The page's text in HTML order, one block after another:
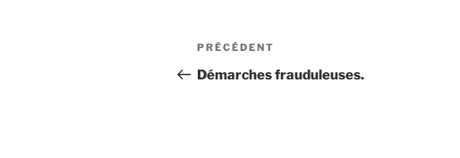
Navigation
de
Article
précédent
PRÉCÉDENT
Démarches frauduleuses.